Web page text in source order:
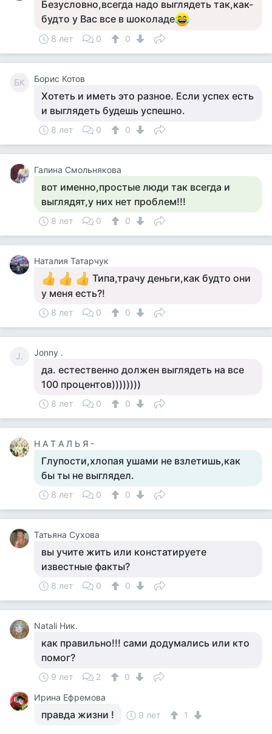
Безусловно,всегда надо выглядеть так,как-
будто у Вас все в шоколаде
8 лет 0 0
БК Борис Котов
Хотеть и иметь это разное. Если успех есть
и выглядеть будешь успешно.
8 лет 0 0
Галина Смольнякова
вот именно,простые люди так всегда и
выглядят,у них нет проблем!!!
8 лет 0 0
Наталия Татарчук
Типа,трачу деньги,как будто они
у меня есть?!
8 лет 0 0
J. Jonny .
да. естественно должен выглядеть на все
100 процентов))))))))
8 лет 0 0
Н А Т А Л Ь Я -
Глупости,хлопая ушами не взлетишь,как
бы ты не выглядел.
8 лет 0 0
Татьяна Сухова
вы учите жить или констатируете
известные факты?
8 лет 0 0
Natali Ник.
как правильно!!! сами додумались или кто
помог?
9 лет 2
0
Ирина Ефремова
правда жизни ! 9 лет 1